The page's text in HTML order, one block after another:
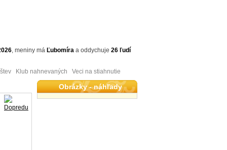
, meniny má Ľubomíra a oddychuje 26 ľudí
Klub nahnevaných Veci na stiahnutie
Obrázky - náhľady